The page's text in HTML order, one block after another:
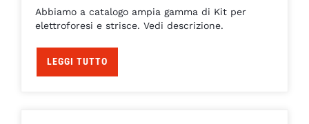
Abbiamo a catalogo ampia gamma di Kit per
elettroforesi e strisce. Vedi descrizione.
LEGGI TUTTO